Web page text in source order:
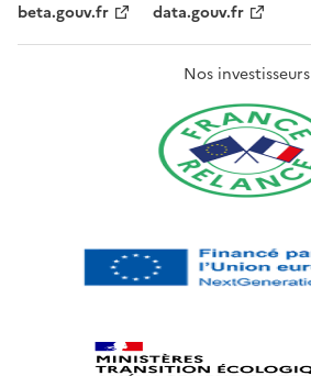
beta.gouv.fr
data.gouv.fr
Nos investisseurs